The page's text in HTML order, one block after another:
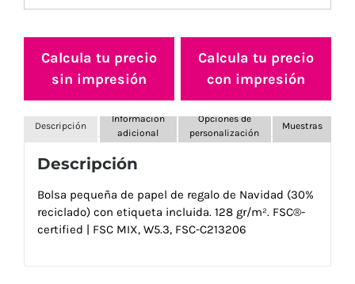
Calcula tu precio
sin impresión
Calcula tu precio
con impresión
Descripción
Información
adicional
Opciones de
personalización
Muestras
Descripción
Bolsa pequeña de papel de regalo de Navidad (30%
reciclado) con etiqueta incluida. 128 gr/m². FSC®-
certified | FSC MIX, W5.3, FSC-C213206